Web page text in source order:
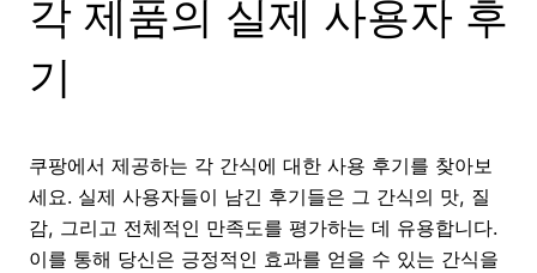
각 제품의 실제 사용자 후
기
쿠팡에서 제공하는 각 간식에 대한 사용 후기를 찾아보
세요. 실제 사용자들이 남긴 후기들은 그 간식의 맛, 질
감, 그리고 전체적인 만족도를 평가하는 데 유용합니다.
이를 통해 당신은 긍정적인 효과를 얻을 수 있는 간식을